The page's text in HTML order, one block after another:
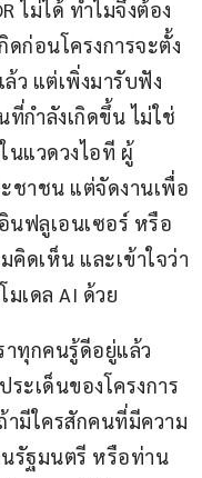
ไม่ได้ ทำไมจึงต้อง
ก่อนโครงการจะตั้ง
ล้ว แต่เพิ่งมารับฟัง
ที่กำลังเกิดขึ้น ไม่ใช่
นแวดวงไอที ผู้
ชาชน แต่จัดงานเพื่อ
นฟลูเอนเซอร์ หรือ
คิดเห็น และเข้าใจว่า
เดล AI ด้วย
าทุกคนรู้ดีอยู่แล้ว
ระเด็นของโครงการ
ามีใครสักคนที่มีความ
รัฐมนตรี หรือท่าน